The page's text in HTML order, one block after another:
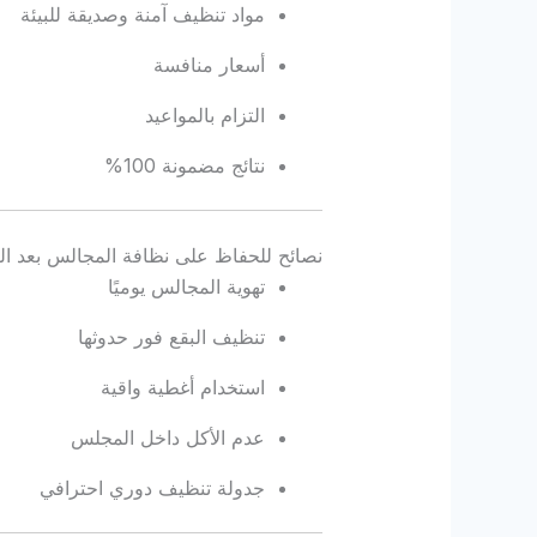
مواد تنظيف آمنة وصديقة للبيئة
أسعار منافسة
التزام بالمواعيد
نتائج مضمونة 100%
نصائح للحفاظ على نظافة المجالس بعد
تهوية المجالس يوميًا
تنظيف البقع فور حدوثها
استخدام أغطية واقية
عدم الأكل داخل المجلس
جدولة تنظيف دوري احترافي